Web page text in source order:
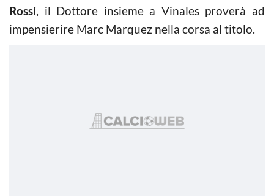
Rossi, il Dottore insieme a Vinales proverà ad
impensierire Marc Marquez nella corsa al titolo.